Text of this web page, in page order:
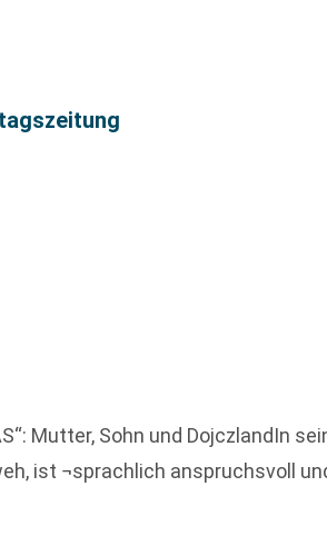
Mutter, Sohn und DojczlandIn
ist ¬sprachlich anspruchsvoll